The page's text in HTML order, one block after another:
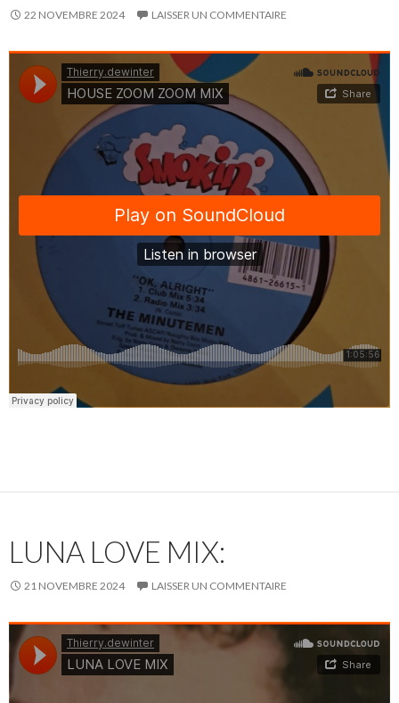
22 NOVEMBRE 2024 LAISSER UN COMMENTAIRE
LUNA LOVE MIX:
21 NOVEMBRE 2024 LAISSER UN COMMENTAIRE